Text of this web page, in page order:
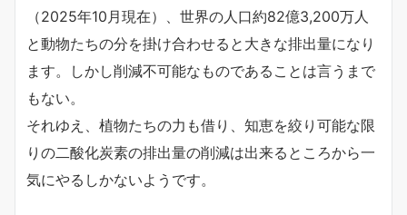
（2025年10月現在）、世界の人口約82億3,200万人
と動物たちの分を掛け合わせると大きな排出量になり
ます。しかし削減不可能なものであることは言うまで
もない。
それゆえ、植物たちの力も借り、知恵を絞り可能な限
りの二酸化炭素の排出量の削減は出来るところから一
気にやるしかないようです。